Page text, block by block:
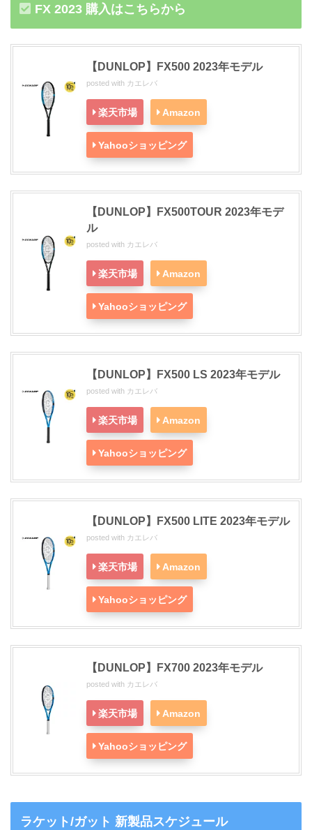
FX 2023 購入はこちらから
【DUNLOP】FX500 2023年モデル
posted with カエレバ
楽天市場 Amazon
Yahooショッピング
【DUNLOP】FX500TOUR 2023年モデ
ル
posted with カエレバ
楽天市場 Amazon
Yahooショッピング
【DUNLOP】FX500 LS 2023年モデル
posted with カエレバ
楽天市場 Amazon
Yahooショッピング
【DUNLOP】FX500 LITE 2023年モデル
posted with カエレバ
楽天市場 Amazon
Yahooショッピング
【DUNLOP】FX700 2023年モデル
posted with カエレバ
楽天市場 Amazon
Yahooショッピング
ラケット/ガット 新製品スケジュール